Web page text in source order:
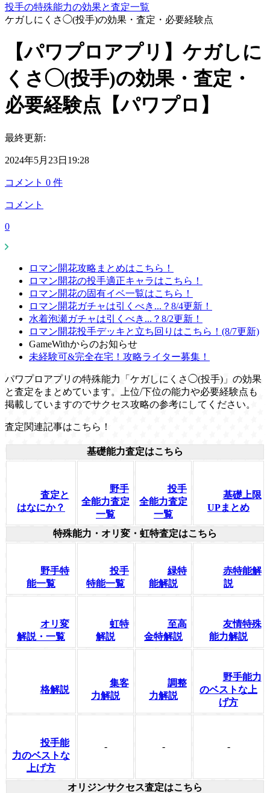
投手の特殊能力の効果と査定一覧
ケガしにくさ◯(投手)の効果・査定・必要経験点
【パワプロアプリ】ケガしに
くさ◯(投手)の効果・査定・
必要経験点【パワプロ】
最終更新:
2024年5月23日19:28
コメント 0 件
コメント
0
ロマン開花攻略まとめはこちら！
ロマン開花の投手適正キャラはこちら！
ロマン開花の固有イベ一覧はこちら！
ロマン開花ガチャは引くべき...？8/4更新！
水着泡瀬ガチャは引くべき...？8/2更新！
ロマン開花投手デッキと立ち回りはこちら！(8/7更新)
GameWithからのお知らせ
未経験可&完全在宅！攻略ライター募集！
パワプロアプリの特殊能力「ケガしにくさ◯(投手)」の効果
と査定をまとめています。上位/下位の能力や必要経験点も
掲載していますのでサクセス攻略の参考にしてください。
査定関連記事はこちら！
基礎能力査定はこちら
査定と
はなにか？
野手
全能力査定
一覧
投手
全能力査定
一覧
基礎上限
UPまとめ
特殊能力・オリ変・虹特査定はこちら
野手特
能一覧
投手
特能一覧
緑特
能解説
赤特能解
説
オリ変
解説・一覧
虹特
解説
至高
金特解説
友情特殊
能力解説
格解説
集客
力解説
調整
力解説
野手能力
のベストな上
げ方
投手能
力のベストな
上げ方
- - -
オリジンサクセス査定はこちら